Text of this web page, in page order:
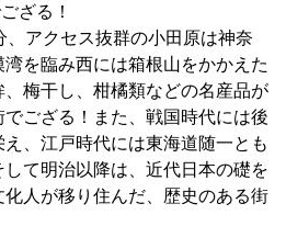
ざる！
アクセス抜群の小田原は神奈
を臨み西には箱根山をかかえた
梅干し、柑橘類などの名産品が
ござる！また、戦国時代には後
、江戸時代には東海道随一とも
て明治以降は、近代日本の礎を
人が移り住んだ、歴史のある街